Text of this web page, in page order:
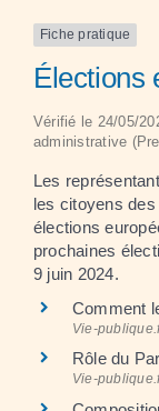
Fiche pratique
Élections
Vérifié le 24/05/
administrative
Les
les citoyens des
élections
prochaines
9 juin 2024.
Comment
Vie-
Rôle du
Vie-